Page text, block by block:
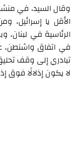
وقال السيد، في
الأقل يا إسرائيل،
الرئاسية في
في اتفاق واشنطن،
تبادري إلى وقف
لا يكون إذلالًا فوق